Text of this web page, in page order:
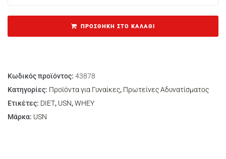
ΠΡΟΣΘΉΚΗ ΣΤΟ ΚΑΛΆΘΙ
Κωδικός προϊόντος: 43878
Κατηγορίες: Προϊόντα για Γυναίκες, Πρωτείνες Αδυνατίσματος
Ετικέτες: DIET, USN,WHEY
Μάρκα: USN